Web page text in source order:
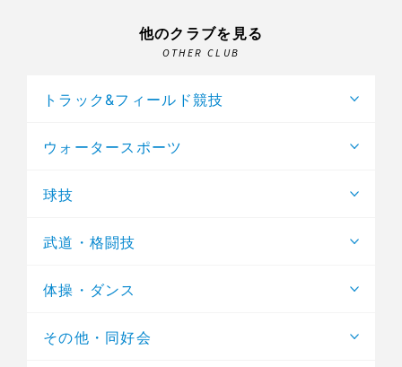
他のクラブを見る
OTHER CLUB
トラック&フィールド競技
ウォータースポーツ
球技
武道・格闘技
体操・ダンス
その他・同好会